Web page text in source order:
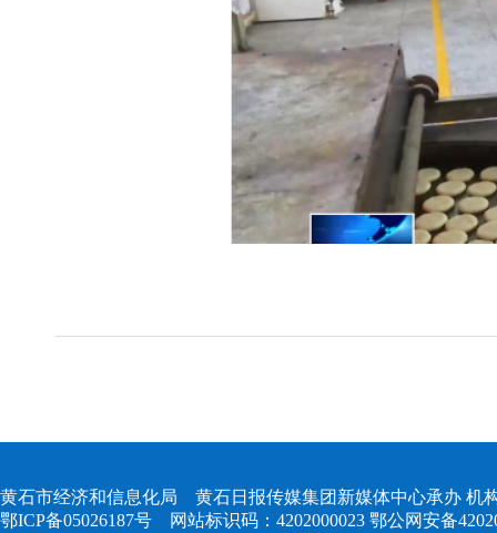
黄石市经济和信息化局 黄石日报传媒集团新媒体中心承办 机
鄂ICP备05026187号 网站标识码：4202000023 鄂公网安备